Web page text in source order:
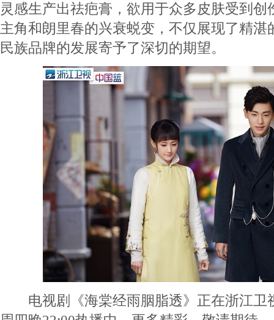
灵感生产出祛疤膏，欲用于众多皮肤受到创
主角和朗里春的兴衰蜕变，不仅展现了精湛
民族品牌的发展寄予了深切的期望。
电视剧《海棠经雨胭脂透》正在浙江卫